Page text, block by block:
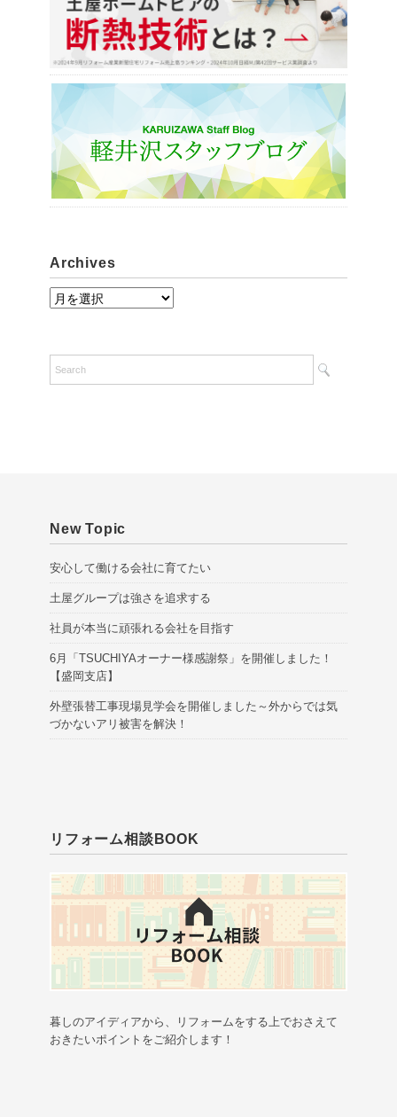
Archives
New Topic
安心して働ける会社に育てたい
土屋グループは強さを追求する
社員が本当に頑張れる会社を目指す
6月「TSUCHIYAオーナー様感謝祭」を開催しました！
【盛岡支店】
外壁張替工事現場見学会を開催しました～外からでは気
づかないアリ被害を解決！
リフォーム相談BOOK
暮しのアイディアから、リフォームをする上でおさえて
おきたいポイントをご紹介します！